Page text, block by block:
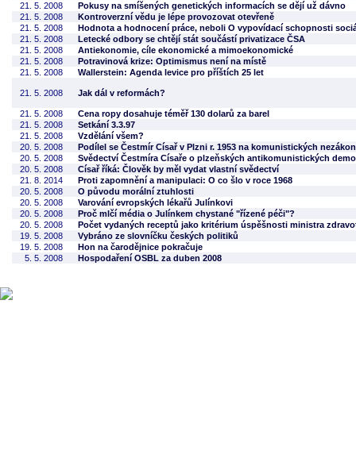
21. 5. 2008
Pokusy na smíšených genetických informacích se dějí už dávno
21. 5. 2008
Kontroverzní vědu je lépe provozovat otevřeně
21. 5. 2008
Hodnota a hodnocení práce, neboli O vypovídací schopnosti
21. 5. 2008
Letecké odbory se chtějí stát součástí privatizace ČSA
21. 5. 2008
Antiekonomie, cíle ekonomické a mimoekonomické
21. 5. 2008
Potravinová krize: Optimismus není na místě
21. 5. 2008
Wallerstein: Agenda levice pro příštích 25 let
21. 5. 2008 Jak dál v reformách?
21. 5. 2008
Cena ropy dosahuje téměř 130 dolarů za barel
21. 5. 2008
Setkání 3.3.97
21. 5. 2008
Vzdělání všem?
20. 5. 2008
Podílel se Čestmír Císař v Plzni r. 1953 na komunistických
20. 5. 2008
Svědectví Čestmíra Císaře o plzeňských antikomunistických
20. 5. 2008
Císař říká: Člověk by měl vydat vlastní svědectví
21. 8. 2014
Proti zapomnění a manipulaci: O co šlo v roce 1968
20. 5. 2008
O původu morální ztuhlosti
20. 5. 2008
Varování evropských lékařů Julínkovi
20. 5. 2008
Proč mlčí média o Julínkem chystané "řízené péči"?
20. 5. 2008
Počet vydaných receptů jako kritérium úspěšnosti ministra
19. 5. 2008
Vybráno ze slovníčku českých politiků
19. 5. 2008
Hon na čarodějnice pokračuje
5. 5. 2008
Hospodaření OSBL za duben 2008